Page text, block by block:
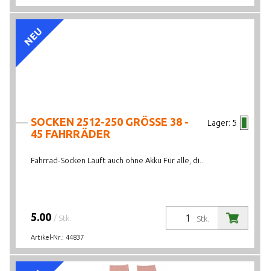
NEU
Lager: 5
SOCKEN 2512-250 GRÖSSE 38 -
45 FAHRRÄDER
Fahrrad-Socken Läuft auch ohne Akku Für alle, di...
Stk.
5.00 / Stk.
Artikel-Nr.: 44837